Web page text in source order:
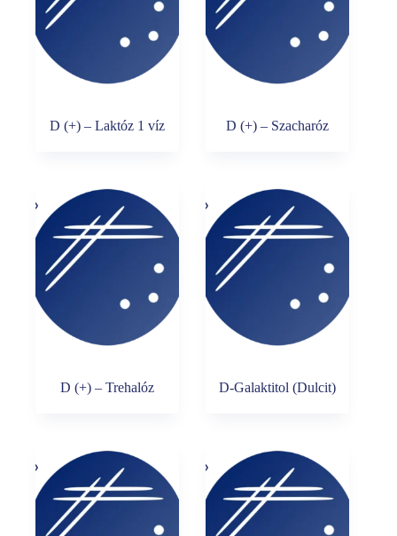
D (+) – Laktóz 1 víz D (+) – Szacharóz
D (+) – Trehalóz D-Galaktitol (Dulcit)